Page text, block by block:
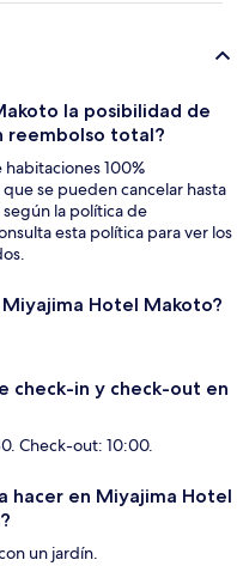
la posibilidad de
reembolso total?
100%
se pueden cancelar hasta
la política de
esta política para ver los
Hotel Makoto?
check-in y check-out en
Check-out: 10:00.
hacer en Miyajima Hotel
un jardín.